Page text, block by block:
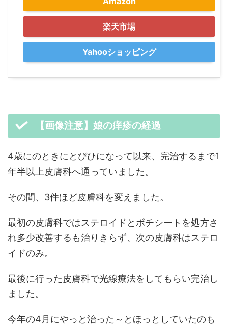
楽天市場
Yahooショッピング
【画像注意】娘の痒疹の経過
4歳にのときにとびひになって以来、完治するまで1
年半以上皮膚科へ通っていました。
その間、3件ほど皮膚科を変えました。
最初の皮膚科ではステロイドとボチシートを処方さ
れ多少改善するも治りきらず、次の皮膚科はステロ
イドのみ。
最後に行った皮膚科で光線療法をしてもらい完治し
ました。
今年の4月にやっと治った～とほっとしていたのも